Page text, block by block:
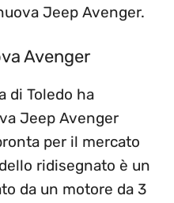
Jeep Avenger.
Avenger
di Toledo ha
Jeep Avenger
per il mercato
ridisegnato è un
da un motore da 3